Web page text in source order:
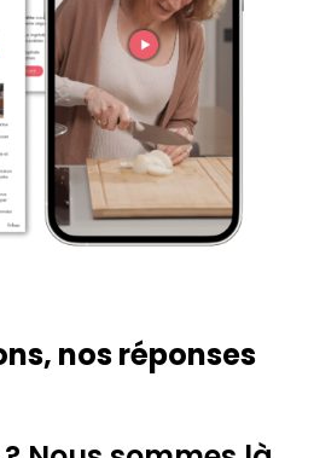
nos réponses